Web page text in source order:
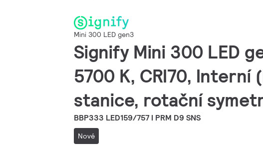
Mini 300 LED gen3
Signify Mini 300 LED
5700 K, CRI70,
stanice, rotační
BBP333 LED159/757 I PRM D9 SNS
Nové